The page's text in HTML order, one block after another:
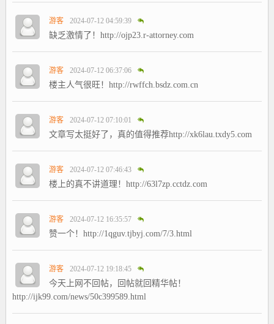
游客 2024-07-12 04:59:39
缺乏激情了！http://ojp23.r-attorney.com
游客 2024-07-12 06:37:06
楼主人气很旺！http://rwffch.bsdz.com.cn
游客 2024-07-12 07:10:01
文章写太挺好了，真的值得推荐http://xk6lau.txdy5.com
游客 2024-07-12 07:46:43
楼上的真不讲道理！http://63l7zp.cctdz.com
游客 2024-07-12 16:35:57
赞一个！http://1qguv.tjbyj.com/7/3.html
游客 2024-07-12 19:18:45
今天上网不回帖，回帖就回精华帖！
http://ijk99.com/news/50c399589.html